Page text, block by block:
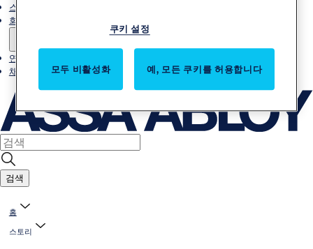
스토리
회사소개
연락처
채용
검색
홈
스토리
쿠키 설정
모두 비활성화 예, 모든 쿠키를 허용합니다